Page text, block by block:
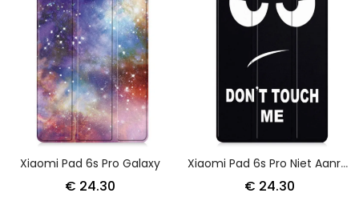
Xiaomi Pad 6s Pro Galaxy
€ 24.30
Xiaomi Pad 6s Pro Niet Aanraken Touch Me
€ 24.30